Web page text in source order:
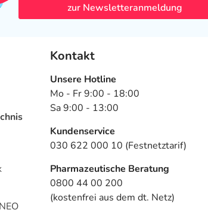
zur Newsletteranmeldung
Kontakt
Unsere Hotline
Mo - Fr 9:00 - 18:00
Sa 9:00 - 13:00
Kundenservice
030 622 000 10 (Festnetztarif)
Pharmazeutische Beratung
0800 44 00 200
(kostenfrei aus dem dt. Netz)